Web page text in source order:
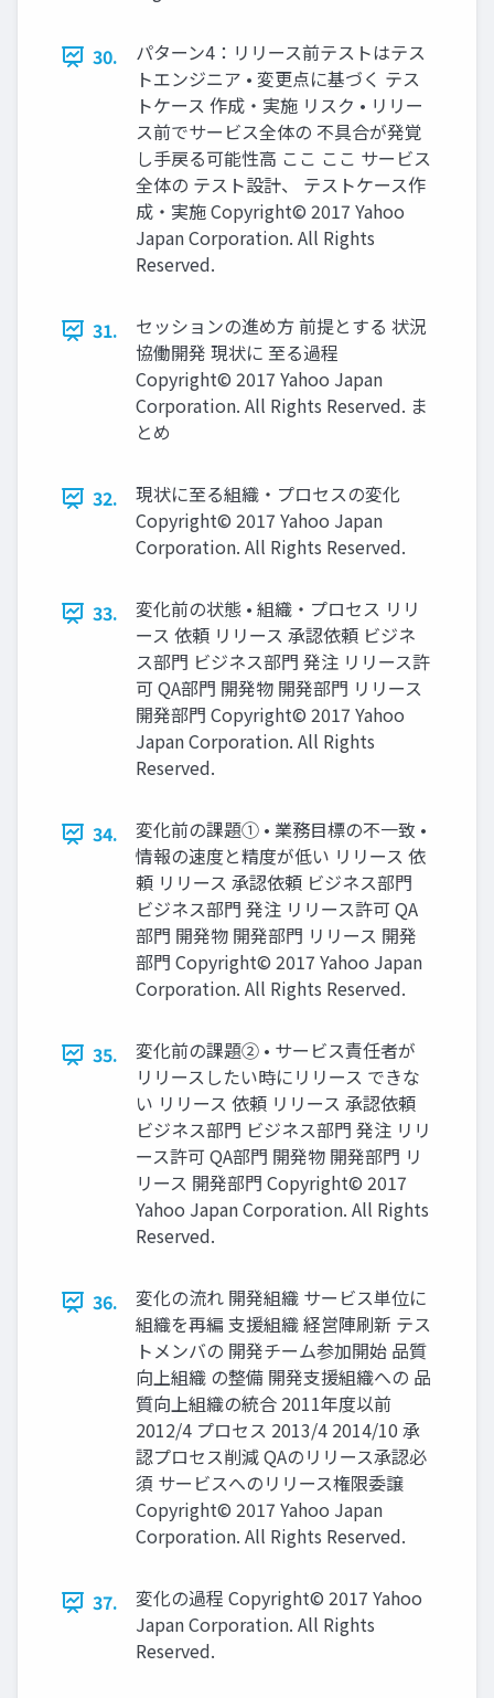
30.
パターン4：リリース前テストはテス
トエンジニア • 変更点に基づく テス
トケース 作成・実施 リスク • リリー
ス前でサービス全体の 不具合が発覚
し手戻る可能性高 ここ ここ サービス
全体の テスト設計、 テストケース作
成・実施 Copyright© 2017 Yahoo
Japan Corporation. All Rights
Reserved.
31.
セッションの進め方 前提とする 状況
協働開発 現状に 至る過程
Copyright© 2017 Yahoo Japan
Corporation. All Rights Reserved. ま
とめ
32.
現状に至る組織・プロセスの変化
Copyright© 2017 Yahoo Japan
Corporation. All Rights Reserved.
33.
変化前の状態 • 組織・プロセス リリ
ース 依頼 リリース 承認依頼 ビジネ
ス部門 ビジネス部門 発注 リリース許
可 QA部門 開発物 開発部門 リリース
開発部門 Copyright© 2017 Yahoo
Japan Corporation. All Rights
Reserved.
34.
変化前の課題① • 業務目標の不一致 •
情報の速度と精度が低い リリース 依
頼 リリース 承認依頼 ビジネス部門
ビジネス部門 発注 リリース許可 QA
部門 開発物 開発部門 リリース 開発
部門 Copyright© 2017 Yahoo Japan
Corporation. All Rights Reserved.
35.
変化前の課題② • サービス責任者が
リリースしたい時にリリース できな
い リリース 依頼 リリース 承認依頼
ビジネス部門 ビジネス部門 発注 リリ
ース許可 QA部門 開発物 開発部門 リ
リース 開発部門 Copyright© 2017
Yahoo Japan Corporation. All Rights
Reserved.
36.
変化の流れ 開発組織 サービス単位に
組織を再編 支援組織 経営陣刷新 テス
トメンバの 開発チーム参加開始 品質
向上組織 の整備 開発支援組織への 品
質向上組織の統合 2011年度以前
2012/4 プロセス 2013/4 2014/10 承
認プロセス削減 QAのリリース承認必
須 サービスへのリリース権限委譲
Copyright© 2017 Yahoo Japan
Corporation. All Rights Reserved.
37.
変化の過程 Copyright© 2017 Yahoo
Japan Corporation. All Rights
Reserved.